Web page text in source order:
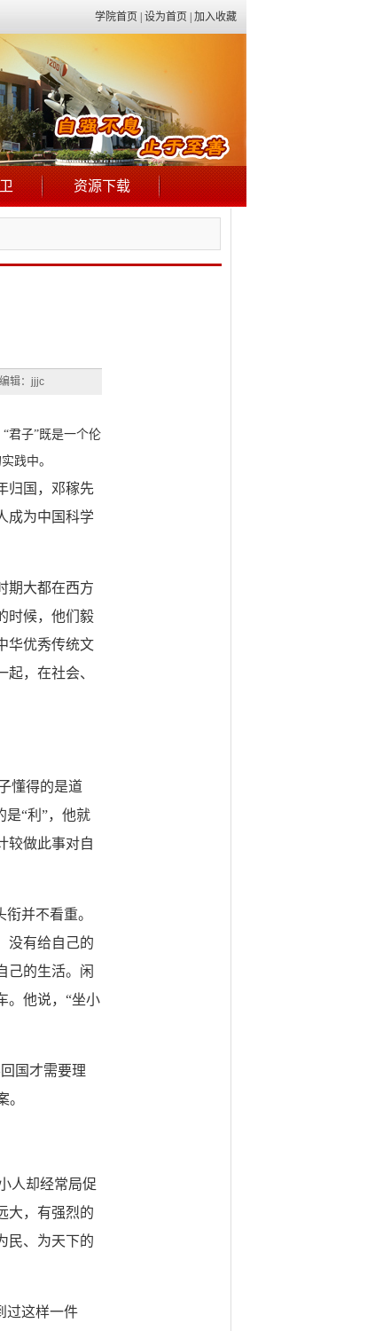
学院首页 设为首页 加入收藏
资源下载
编辑：jjjc
君子”既是一个伦
践中。
归国，邓稼先
成为中国科学
期大都在西方
时候，他们毅
华优秀传统文
，在社会、
懂得的是道
是“利”，他就
较做此事对自
并不看重。
没有给自己的
己的生活。闲
。他说，“坐小
国才需要理
。
人却经常局促
大，有强烈的
民、为天下的
过这样一件